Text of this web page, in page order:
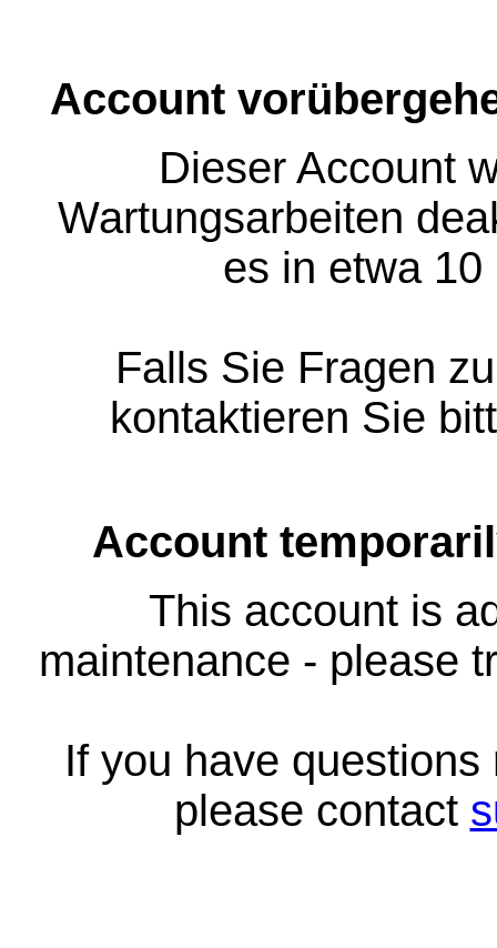
Account
Dieser Account
Wartungsarbeiten
es in etwa
Falls Sie Fragen
kontaktieren Sie
Account
This account is
maintenance - please
If you have
please contact